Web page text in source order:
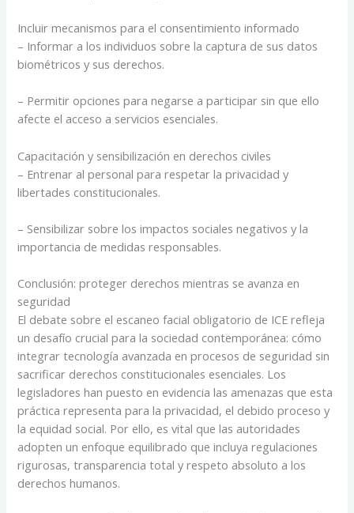
Incluir mecanismos para el consentimiento informado
– Informar a los individuos sobre la captura de sus datos
biométricos y sus derechos.
– Permitir opciones para negarse a participar sin que ello
afecte el acceso a servicios esenciales.
Capacitación y sensibilización en derechos civiles
– Entrenar al personal para respetar la privacidad y
libertades constitucionales.
– Sensibilizar sobre los impactos sociales negativos y la
importancia de medidas responsables.
Conclusión: proteger derechos mientras se avanza en
seguridad
El debate sobre el escaneo facial obligatorio de ICE refleja
un desafío crucial para la sociedad contemporánea: cómo
integrar tecnología avanzada en procesos de seguridad sin
sacrificar derechos constitucionales esenciales. Los
legisladores han puesto en evidencia las amenazas que esta
práctica representa para la privacidad, el debido proceso y
la equidad social. Por ello, es vital que las autoridades
adopten un enfoque equilibrado que incluya regulaciones
rigurosas, transparencia total y respeto absoluto a los
derechos humanos.